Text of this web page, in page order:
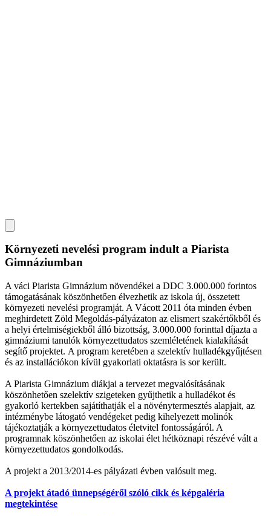
Környezeti nevelési program indult a Piarista
Gimnáziumban
A váci Piarista Gimnázium növendékei a DDC 3.000.000 forintos
támogatásának köszönhetően élvezhetik az iskola új, összetett
környezeti nevelési programját. A Vácott 2011 óta minden évben
meghirdetett Zöld Megoldás-pályázaton az elismert szakértőkből és
a helyi értelmiségiekből álló bizottság, 3.000.000 forinttal díjazta a
gimnáziumi tanulók környezettudatos szemléletének kialakítását
segítő projektet. A program keretében a szelektív hulladékgyűjtésen
és az installációkon kívül gyakorlati oktatásra is sor került.
A Piarista Gimnázium diákjai a tervezet megvalósításának
köszönhetően szelektív szigeteken gyűjthetik a hulladékot és
gyakorló kertekben sajátíthatják el a növénytermesztés alapjait, az
intézménybe látogató vendégeket pedig kihelyezett molinók
tájékoztatják a környezettudatos életvitel fontosságáról. A
programnak köszönhetően az iskolai élet hétköznapi részévé vált a
környezettudatos gondolkodás.
A projekt a 2013/2014-es pályázati évben valósult meg.
A projekt átadó ünnepségéről szóló cikk és képgaléria
megtekintése